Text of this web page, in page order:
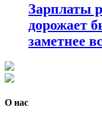
Зарплаты
дорожает
заметнее
О нас